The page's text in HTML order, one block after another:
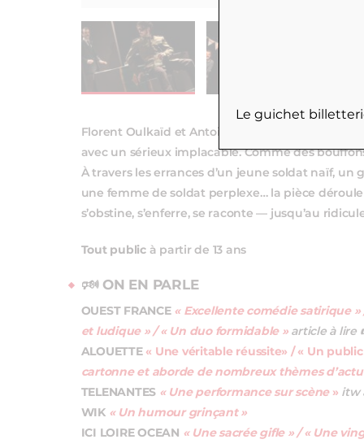
Florent Oulkaïd et Antoine Le Frère prennent
avec un sérieux implacable. Comme des
À travers les errances d’un jeune soldat naïf,
une femme de soldat perplexe… la pièce
s’obstine, s’enferre, se raconte — jusqu’au
Tout publicà partir de 13 ans
🕬 ON EN PARLE
OUEST FRANCE « Excellente comédie satirique
et ludique » / « Un duo formidable » article à lire
ALOUETTE « Une véritable réussite» / « Un
cartonne et aborde de nombreux thèmes
TELENANTES « Une performance sur scène» itw
WIK « Un humour grinçant »
ICI LOIRE OCEAN « Une sacrée gifle » / « Une
Le guichet